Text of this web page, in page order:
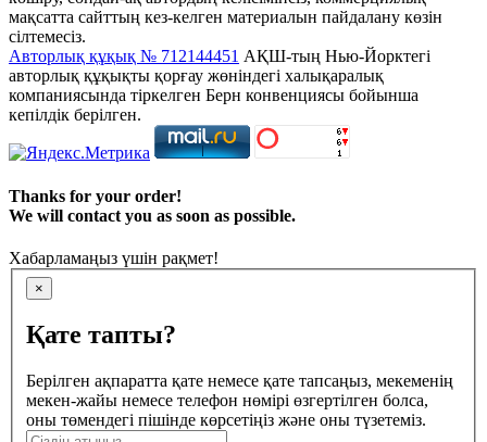
мақсатта сайттың кез-келген материалын пайдалану көзін
сілтемесіз.
Авторлық құқық № 712144451 АҚШ-тың Нью-Йорктегі
авторлық құқықты қорғау жөніндегі халықаралық
компаниясында тіркелген Берн конвенциясы бойынша
кепілдік берілген.
Thanks for your order!
We will contact you as soon as possible.
Хабарламаңыз үшін рақмет!
×
Қате тапты?
Берілген ақпаратта қате немесе қате тапсаңыз, мекеменің
мекен-жайы немесе телефон нөмірі өзгертілген болса,
оны төмендегі пішінде көрсетіңіз және оны түзетеміз.